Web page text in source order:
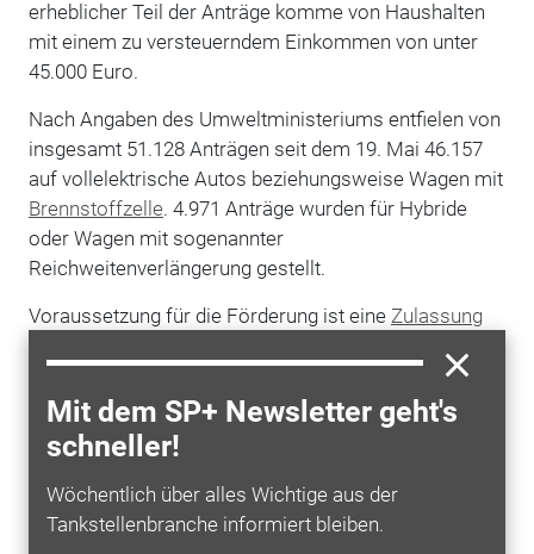
Mit dem SP+ Newsletter geht's
schneller!
Wöchentlich über alles Wichtige aus der
Tankstellenbranche informiert bleiben.
erheblicher Teil der Anträge komme von Haushalten
mit einem zu versteuerndem Einkommen von unter
45.000 Euro.
Nach Angaben des Umweltministeriums entfielen von
insgesamt 51.128 Anträgen seit dem 19. Mai 46.157
auf vollelektrische Autos beziehungsweise Wagen mit
Brennstoffzelle. 4.971 Anträge wurden für Hybride
oder Wagen mit sogenannter
Reichweitenverlängerung gestellt.
Voraussetzung für die Förderung ist eine Zulassung
Fahrzeug, Einkommen und Familiengröße ab und kann
bis zu 6.000 Euro betragen. Die Fördermittel sollen für
bis zu 800.000 Fahrzeuge ausreichen.